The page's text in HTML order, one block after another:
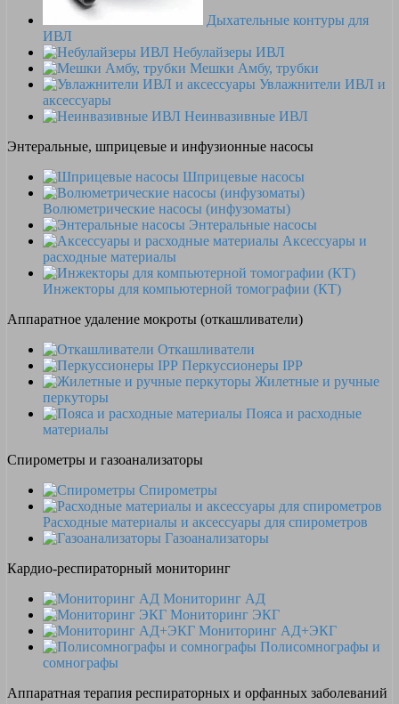
Дыхательные контуры для
ИВЛ
Небулайзеры ИВЛ
Мешки Амбу, трубки
Увлажнители ИВЛ и
аксессуары
Неинвазивные ИВЛ
Энтеральные, шприцевые и инфузионные насосы
Шприцевые насосы
Волюметрические насосы (инфузоматы)
Энтеральные насосы
Аксессуары и
расходные материалы
Инжекторы для компьютерной томографии (КТ)
Аппаратное удаление мокроты (откашливатели)
Откашливатели
Перкуссионеры IPP
Жилетные и ручные
перкуторы
Пояса и расходные
материалы
Спирометры и газоанализаторы
Спирометры
Расходные материалы и аксессуары для спирометров
Газоанализаторы
Кардио-респираторный мониторинг
Мониторинг АД
Мониторинг ЭКГ
Мониторинг АД+ЭКГ
Полисомнографы и
сомнографы
Аппаратная терапия респираторных и орфанных заболеваний